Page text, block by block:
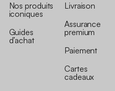
Nos produits
iconiques
Guides
d’achat
Livraison
Assurance
premium
Paiement
Cartes
cadeaux